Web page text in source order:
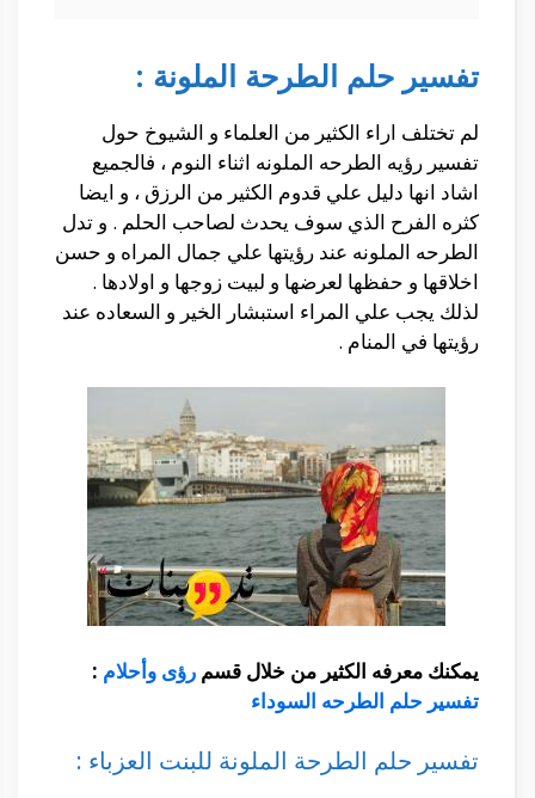
تفسير حلم الطرحة الملونة :
لم تختلف اراء الكثير من العلماء و الشيوخ حول
تفسير رؤيه الطرحه الملونه اثناء النوم ، فالجميع
اشاد انها دليل علي قدوم الكثير من الرزق ، و ايضا
كثره الفرح الذي سوف يحدث لصاحب الحلم . و تدل
الطرحه الملونه عند رؤيتها علي جمال المراه و حسن
اخلاقها و حفظها لعرضها و لبيت زوجها و اولادها .
لذلك يجب علي المراء استبشار الخير و السعاده عند
رؤيتها في المنام .
يمكنك معرفه الكثير من خلال قسم رؤى وأحلام :
تفسير حلم الطرحه السوداء
تفسير حلم الطرحة الملونة للبنت العزباء :